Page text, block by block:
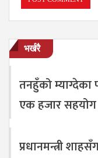
भर्खरै
तनहुँको म्याग्देका
एक हजार सहयोग
प्रधानमन्त्री